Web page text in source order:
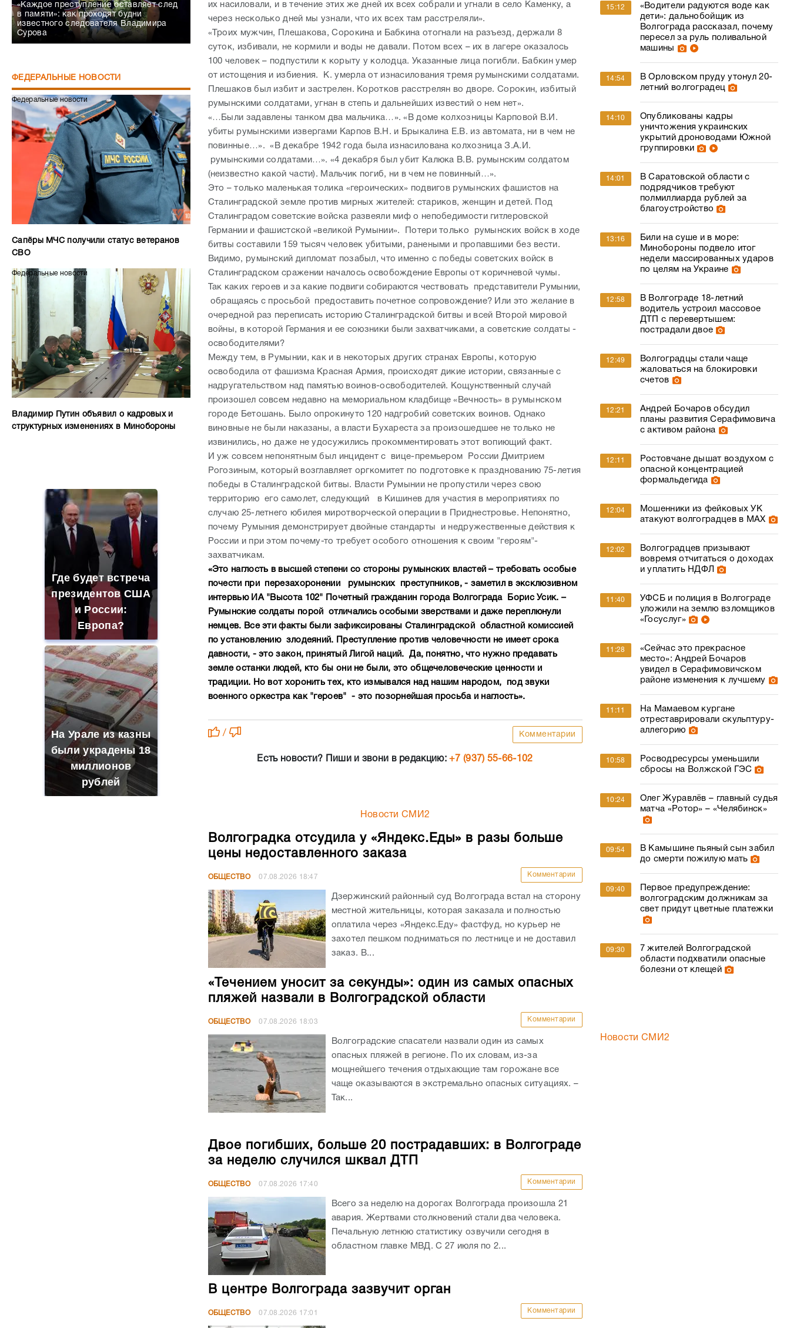
«Каждое преступление оставляет след
в памяти»: как проходят будни
известного следователя Владимира
Сурова
ФЕДЕРАЛЬНЫЕ НОВОСТИ
Федеральные новости
Сапёры МЧС получили статус ветеранов
СВО
Федеральные новости
Владимир Путин объявил о кадровых и
структурных изменениях в Минобороны
Где будет встреча
президентов США
и России:
Европа?
На Урале из казны
были украдены 18
миллионов
рублей
их насиловали, и в течение этих же дней их всех собрали и угнали в село Каменку, а
через несколько дней мы узнали, что их всех там расстреляли».
«Троих мужчин, Плешакова, Сорокина и Бабкина отогнали на разъезд, держали 8
суток, избивали, не кормили и воды не давали. Потом всех – их в лагере оказалось
100 человек – подпустили к корыту у колодца. Указанные лица погибли. Бабкин умер
от истощения и избиения. К. умерла от изнасилования тремя румынскими солдатами.
Плешаков был избит и застрелен. Коротков расстрелян во дворе. Сорокин, избитый
румынскими солдатами, угнан в степь и дальнейших известий о нем нет».
«…Были задавлены танком два мальчика…». «В доме колхозницы Карповой В.И.
убиты румынскими извергами Карпов В.Н. и Брыкалина Е.В. из автомата, ни в чем не
повинные…». «В декабре 1942 года была изнасилована колхозница З.А.И.
румынскими солдатами…». «4 декабря был убит Калюка В.В. румынским солдатом
(неизвестно какой части). Мальчик погиб, ни в чем не повинный…».
Это – только маленькая толика «героических» подвигов румынских фашистов на
Сталинградской земле против мирных жителей: стариков, женщин и детей. Под
Сталинградом советские войска развеяли миф о непобедимости гитлеровской
Германии и фашистской «великой Румынии». Потери только румынских войск в ходе
битвы составили 159 тысяч человек убитыми, ранеными и пропавшими без вести.
Видимо, румынский дипломат позабыл, что именно с победы советских войск в
Сталинградском сражении началось освобождение Европы от коричневой чумы.
Так каких героев и за какие подвиги собираются чествовать представители Румынии,
обращаясь с просьбой предоставить почетное сопровождение? Или это желание в
очередной раз переписать историю Сталинградской битвы и всей Второй мировой
войны, в которой Германия и ее союзники были захватчиками, а советские солдаты -
освободителями?
Между тем, в Румынии, как и в некоторых других странах Европы, которую
освободила от фашизма Красная Армия, происходят дикие истории, связанные с
надругательством над памятью воинов-освободителей. Кощунственный случай
произошел совсем недавно на мемориальном кладбище «Вечность» в румынском
городе Бетошань. Было опрокинуто 120 надгробий советских воинов. Однако
виновные не были наказаны, а власти Бухареста за произошедшее не только не
извинились, но даже не удосужились прокомментировать этот вопиющий факт.
И уж совсем непонятным был инцидент с вице-премьером России Дмитрием
Рогозиным, который возглавляет оргкомитет по подготовке к празднованию 75-летия
победы в Сталинградской битвы. Власти Румынии не пропустили через свою
территорию его самолет, следующий в Кишинев для участия в мероприятиях по
случаю 25-летнего юбилея миротворческой операции в Приднестровье. Непонятно,
почему Румыния демонстрирует двойные стандарты и недружественные действия к
России и при этом почему-то требует особого отношения к своим "героям"-
захватчикам.
«Это наглость в высшей степени со стороны румынских властей – требовать особые
почести при перезахоронении румынских преступников, - заметил в эксклюзивном
интервью ИА "Высота 102" Почетный гражданин города Волгограда Борис Усик. –
Румынские солдаты порой отличались особыми зверствами и даже переплюнули
немцев. Все эти факты были зафиксированы Сталинградской областной комиссией
по установлению злодеяний. Преступление против человечности не имеет срока
давности, - это закон, принятый Лигой наций. Да, понятно, что нужно предавать
земле останки людей, кто бы они не были, это общечеловеческие ценности и
традиции. Но вот хоронить тех, кто измывался над нашим народом, под звуки
военного оркестра как "героев" - это позорнейшая просьба и наглость».
/ Комментарии
Есть новости? Пиши и звони в редакцию:+7 (937) 55-66-102
Новости СМИ2
Волгоградка отсудила у «Яндекс.Еды» в разы больше
цены недоставленного заказа
ОБЩЕСТВО 07.08.2026 18:47 Комментарии
Дзержинский районный суд Волгограда встал на сторону
местной жительницы, которая заказала и полностью
оплатила через «Яндекс.Еду» фастфуд, но курьер не
захотел пешком подниматься по лестнице и не доставил
заказ. В...
«Течением уносит за секунды»: один из самых опасных
пляжей назвали в Волгоградской области
ОБЩЕСТВО 07.08.2026 18:03 Комментарии
Волгоградские спасатели назвали один из самых
опасных пляжей в регионе. По их словам, из-за
мощнейшего течения отдыхающие там горожане все
чаще оказываются в экстремально опасных ситуациях. –
Так...
Двое погибших, больше 20 пострадавших: в Волгограде
за неделю случился шквал ДТП
ОБЩЕСТВО 07.08.2026 17:40 Комментарии
Всего за неделю на дорогах Волгограда произошла 21
авария. Жертвами столкновений стали два человека.
Печальную летнюю статистику озвучили сегодня в
областном главке МВД. С 27 июля по 2...
В центре Волгограда зазвучит орган
ОБЩЕСТВО 07.08.2026 17:01 Комментарии
15:12
«Водители радуются воде как
дети»: дальнобойщик из
Волгограда рассказал, почему
пересел за руль поливальной
машины
14:54
В Орловском пруду утонул 20-
летний волгоградец
14:10
Опубликованы кадры
уничтожения украинских
укрытий дроноводами Южной
группировки
14:01
В Саратовской области с
подрядчиков требуют
полмиллиарда рублей за
благоустройство
13:16
Били на суше и в море:
Минобороны подвело итог
недели массированных ударов
по целям на Украине
12:58
В Волгограде 18-летний
водитель устроил массовое
ДТП с перевертышем:
пострадали двое
12:49
Волгоградцы стали чаще
жаловаться на блокировки
счетов
12:21
Андрей Бочаров обсудил
планы развития Серафимовича
с активом района
12:11
Ростовчане дышат воздухом с
опасной концентрацией
формальдегида
12:04
Мошенники из фейковых УК
атакуют волгоградцев в МАХ
12:02
Волгоградцев призывают
вовремя отчитаться о доходах
и уплатить НДФЛ
11:40
УФСБ и полиция в Волгограде
уложили на землю взломщиков
«Госуслуг»
11:28
«Сейчас это прекрасное
место»: Андрей Бочаров
увидел в Серафимовичском
районе изменения к лучшему
11:11
На Мамаевом кургане
отреставрировали скульптуру-
аллегорию
10:58
Росводресурсы уменьшили
сбросы на Волжской ГЭС
10:24
Олег Журавлёв – главный судья
матча «Ротор» – «Челябинск»
09:54
В Камышине пьяный сын забил
до смерти пожилую мать
09:40
Первое предупреждение:
волгоградским должникам за
свет придут цветные платежки
09:30
7 жителей Волгоградской
области подхватили опасные
болезни от клещей
Новости СМИ2